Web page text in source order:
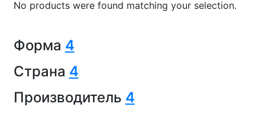
No products were found matching your selection.
Форма 4
Страна 4
Производитель 4